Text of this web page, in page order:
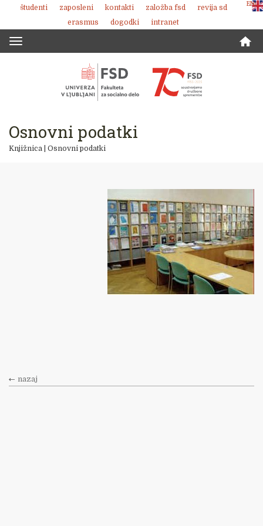
Skoči
vsebino
ENG
študenti zaposleni kontakti založba fsd
revija sd
erasmus
dogodki intranet
Osnovni podatki
Knjižnica Osnovni podatki
nazaj